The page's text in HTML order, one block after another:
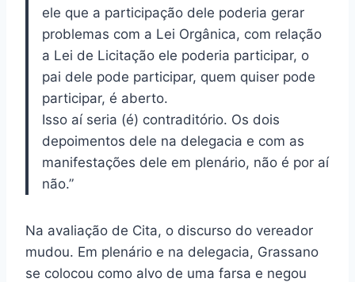
ele que a participação dele poderia gerar
problemas com a Lei Orgânica, com relação
a Lei de Licitação ele poderia participar, o
pai dele pode participar, quem quiser pode
participar, é aberto.
Isso aí seria (é) contraditório. Os dois
depoimentos dele na delegacia e com as
manifestações dele em plenário, não é por aí
não.”
Na avaliação de Cita, o discurso do vereador
mudou. Em plenário e na delegacia, Grassano
se colocou como alvo de uma farsa e negou